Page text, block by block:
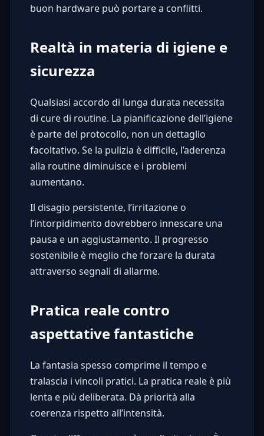
buon hardware può portare a conflitti.
Realtà in materia di igiene e
sicurezza
Qualsiasi accordo di lunga durata necessita
di cure di routine. La pianificazione dell’igiene
è parte del protocollo, non un dettaglio
facoltativo. Se la pulizia è difficile, l’aderenza
alla routine diminuisce e i problemi
aumentano.
Il disagio persistente, l’irritazione o
l’intorpidimento dovrebbero innescare una
pausa e un aggiustamento. Il progresso
sostenibile è meglio che forzare la durata
attraverso segnali di allarme.
Pratica reale contro
aspettative fantastiche
La fantasia spesso comprime il tempo e
tralascia i vincoli pratici. La pratica reale è più
lenta e più deliberata. Dà priorità alla
coerenza rispetto all’intensità.